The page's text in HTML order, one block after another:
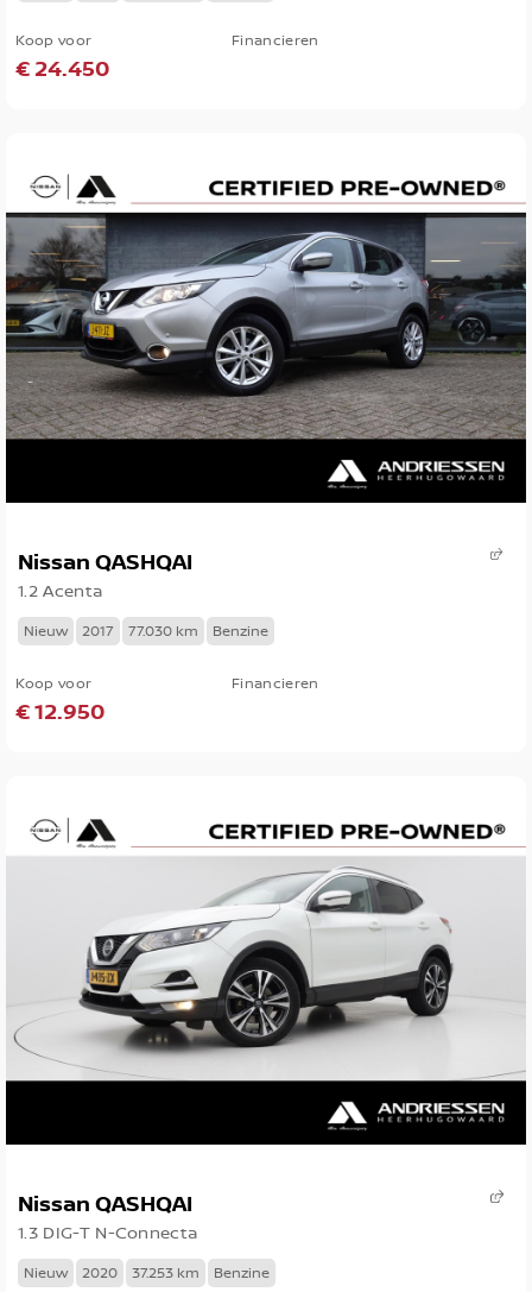
Koop voor
€ 24.450
Financieren
Nissan QASHQAI
1.2 Acenta
Nieuw 2017 77.030 km Benzine
Koop voor
€ 12.950
Financieren
Nissan QASHQAI
1.3 DIG-T N-Connecta
Nieuw 2020 37.253 km Benzine